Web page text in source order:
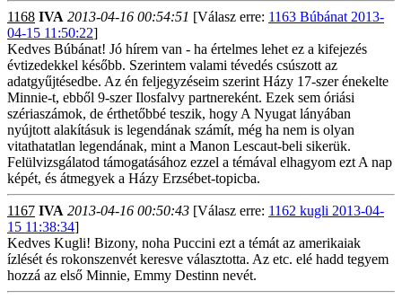
1168 IVA 2013-04-16 00:54:51 [Válasz erre: 1163 Búbánat 2013-
04-15 11:50:22]
Kedves Búbánat! Jó hírem van - ha értelmes lehet ez a kifejezés
évtizedekkel később. Szerintem valami tévedés csúszott az
adatgyűjtésedbe. Az én feljegyzéseim szerint Házy 17-szer énekelte
Minnie-t, ebből 9-szer Ilosfalvy partnereként. Ezek sem óriási
szériaszámok, de érthetőbbé teszik, hogy A Nyugat lányában
nyújtott alakításuk is legendának számít, még ha nem is olyan
vitathatatlan legendának, mint a Manon Lescaut-beli sikerük.
Felülvizsgálatod támogatásához ezzel a témával elhagyom ezt A nap
képét, és átmegyek a Házy Erzsébet-topicba.
1167 IVA 2013-04-16 00:50:43 [Válasz erre: 1162 kugli 2013-04-
15 11:38:34]
Kedves Kugli! Bizony, noha Puccini ezt a témát az amerikaiak
ízlését és rokonszenvét keresve választotta. Az etc. elé hadd tegyem
hozzá az első Minnie, Emmy Destinn nevét.